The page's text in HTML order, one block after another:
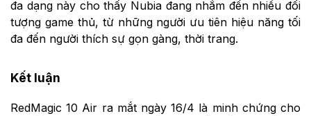
đa dạng này cho thấy Nubia đang nhắm đến nhiều đối
tượng game thủ, từ những người ưu tiên hiệu năng tối
đa đến người thích sự gọn gàng, thời trang.
Kết luận
RedMagic 10 Air ra mắt ngày 16/4 là minh chứng cho